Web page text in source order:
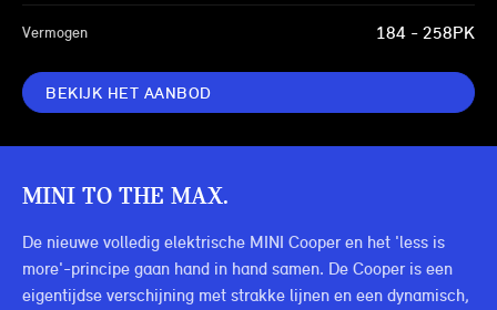
Vermogen 184 - 258PK
BEKIJK HET AANBOD
MINI TO THE MAX.
De nieuwe volledig elektrische MINI Cooper en het 'less is
more'-principe gaan hand in hand samen. De Cooper is een
eigentijdse verschijning met strakke lijnen en een dynamisch,